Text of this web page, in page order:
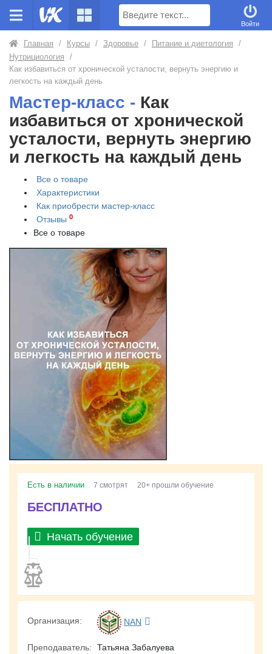
Поиск
Войти
Главная / Курсы / Здоровье / Питание и диетология
/
Нутрициология
/
Как избавиться от хронической усталости, вернуть энергию и
легкость на каждый день
Мастер-класс - Как
избавиться от хронической
усталости, вернуть энергию
и легкость на каждый день
Все о товаре
Характеристики
Как приобрести мастер-класс
Отзывы 0
Все о товаре
Есть в наличии 7 смотрят 20+ прошли обучение
БЕСПЛАТНО
Начать обучение
Организация: NAN
Преподаватель:
Татьяна Забалуева